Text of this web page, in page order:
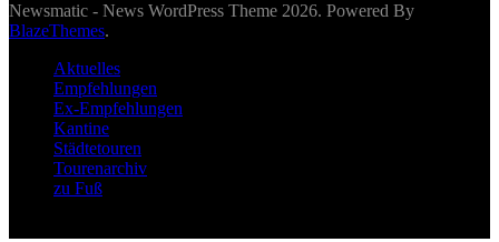
Newsmatic - News WordPress Theme 2026. Powered By
BlazeThemes.
Aktuelles
Empfehlungen
Ex-Empfehlungen
Kantine
Städtetouren
Tourenarchiv
zu Fuß